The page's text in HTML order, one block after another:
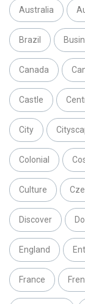
Australia
Brazil
Canada
Castle
City
Colonial
Culture
Discover
England
France